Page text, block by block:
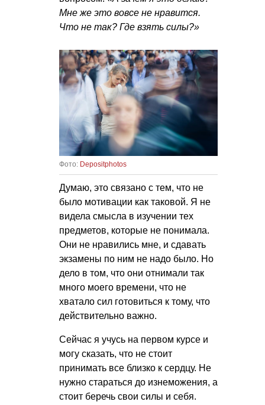
Мне же это вовсе не нравится.
Что не так? Где взять силы?»
Фото: Depositphotos
Думаю, это связано с тем, что не
было мотивации как таковой. Я не
видела смысла в изучении тех
предметов, которые не понимала.
Они не нравились мне, и сдавать
экзамены по ним не надо было. Но
дело в том, что они отнимали так
много моего времени, что не
хватало сил готовиться к тому, что
действительно важно.
Сейчас я учусь на первом курсе и
могу сказать, что не стоит
принимать все близко к сердцу. Не
нужно стараться до изнеможения, а
стоит беречь свои силы и себя.